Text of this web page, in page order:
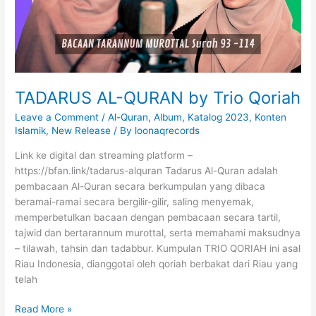
y
i
t
E
Q
a
s
s
h
TADARUS AL-QURAN by Trio Qoriah
Leave a Comment /Al-Quran,Album, Katalog 2023, Konten
Islamik, New Release / By loonaqrecords
Link ke digital dan streaming platform –
https://bfan.link/tadarus-alquran Tadarus Al-Quran adalah
pembacaan Al-Quran secara berkumpulan yang dibaca
beramai-ramai secara bergilir-gilir, saling menyemak,
memperbetulkan bacaan dengan pembacaan secara tartil,
tajwid dan bertarannum murottal, serta memahami maksudnya
– tilawah, tahsin dan tadabbur. Kumpulan TRIO QORIAH ini asal
Riau Indonesia, dianggotai oleh qoriah berbakat dari Riau yang
telah
T
Read More »